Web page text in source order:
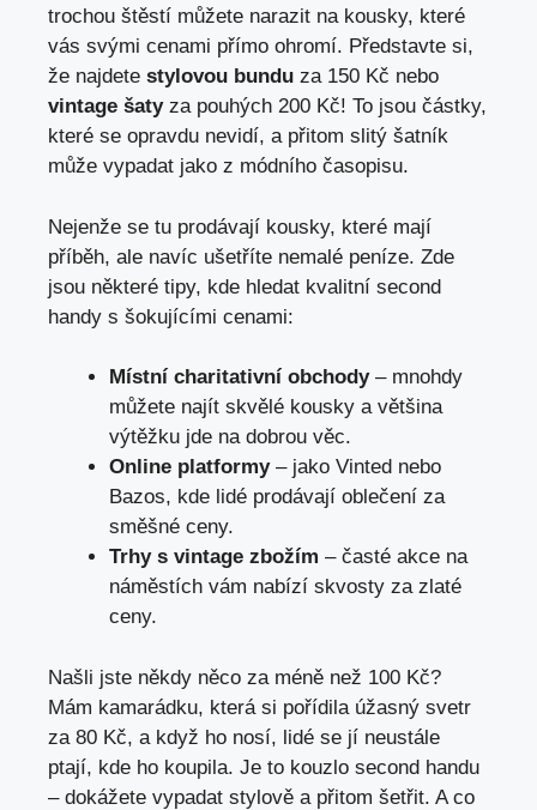
trochou štěstí můžete narazit na kousky, které
vás svými cenami přímo ohromí. Představte si,
‌že najdete‌ stylovou bundu za ⁢150 Kč​ nebo
vintage šatyza pouhých⁣ 200 Kč! To jsou částky,
které se ⁣opravdu nevidí, a přitom⁣ slitý šatník
může vypadat jako z módního ⁣časopisu.
Nejenže se tu ‍prodávají kousky, které mají
příběh, ale navíc ušetříte⁢ nemalé peníze. Zde
jsou některé tipy, kde hledat kvalitní second
handy s šokujícími cenami:
Místní charitativní obchody– mnohdy
můžete najít skvělé ⁤kousky ​a většina
výtěžku jde na dobrou věc.
Online platformy–⁤ jako ⁢Vinted ⁣nebo
Bazos, kde lidé prodávají oblečení za
směšné ceny.
Trhy⁢ s⁢ vintage zbožím –⁤ časté akce na
náměstích vám nabízí skvosty za zlaté
ceny.
Našli ⁢jste ⁣někdy něco za méně než 100 Kč?
Mám kamarádku, která ⁤si pořídila úžasný svetr
za 80 Kč, a ​když ho nosí, lidé se‍ jí neustále
ptají, kde ho koupila. Je to⁢ kouzlo second handu​
– dokážete vypadat stylově a přitom⁢ šetřit. A co